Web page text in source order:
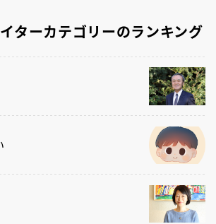
ターカテゴリーのランキング